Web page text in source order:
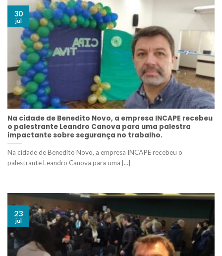
Na cidade de Benedito Novo, a empresa INCAPE recebeu
o palestrante Leandro Canova para uma palestra
impactante sobre segurança no trabalho.
Na cidade de Benedito Novo, a empresa INCAPE recebeu o
palestrante Leandro Canova para uma [...]
30
jul
23
jul